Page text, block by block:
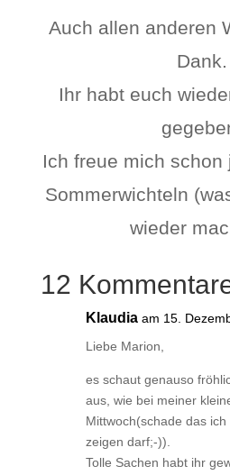
Auch allen anderen
Dank.
Ihr habt euch
Ich freue mich schon
Sommerwichteln
wieder
12
Klaudia am 15.
Liebe Marion,
es schaut genauso
aus, wie bei meiner
Mittwoch(schade das
zeigen darf;-)).
Tolle Sachen habt ihr